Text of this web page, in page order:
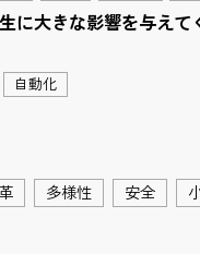
に大きな影響を与え
自動化
多様性 安全